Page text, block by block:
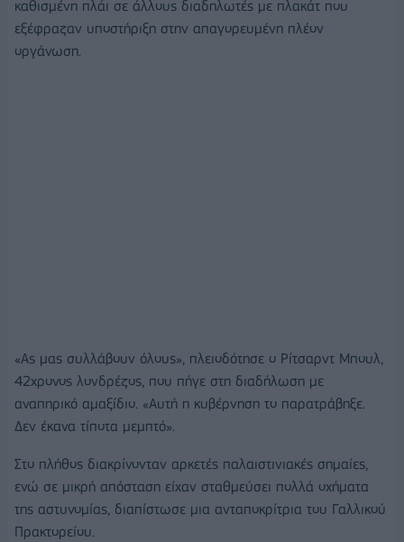
καθισμένη πλάι σε άλλους διαδηλωτές με πλακάτ που
εξέφραζαν υποστήριξη στην απαγορευμένη πλέον
οργάνωση.
«Ας μας συλλάβουν όλους», πλειοδότησε ο Ρίτσαρντ Μπουλ,
42χρονος λονδρέζος, που πήγε στη διαδήλωση με
αναπηρικό αμαξίδιο. «Αυτή η κυβέρνηση το παρατράβηξε.
Δεν έκανα τίποτα μεμπτό».
Στο πλήθος διακρίνονταν αρκετές παλαιστινιακές σημαίες,
ενώ σε μικρή απόσταση είχαν σταθμεύσει πολλά οχήματα
της αστυνομίας, διαπίστωσε μια ανταποκρίτρια του Γαλλικού
Πρακτορείου.